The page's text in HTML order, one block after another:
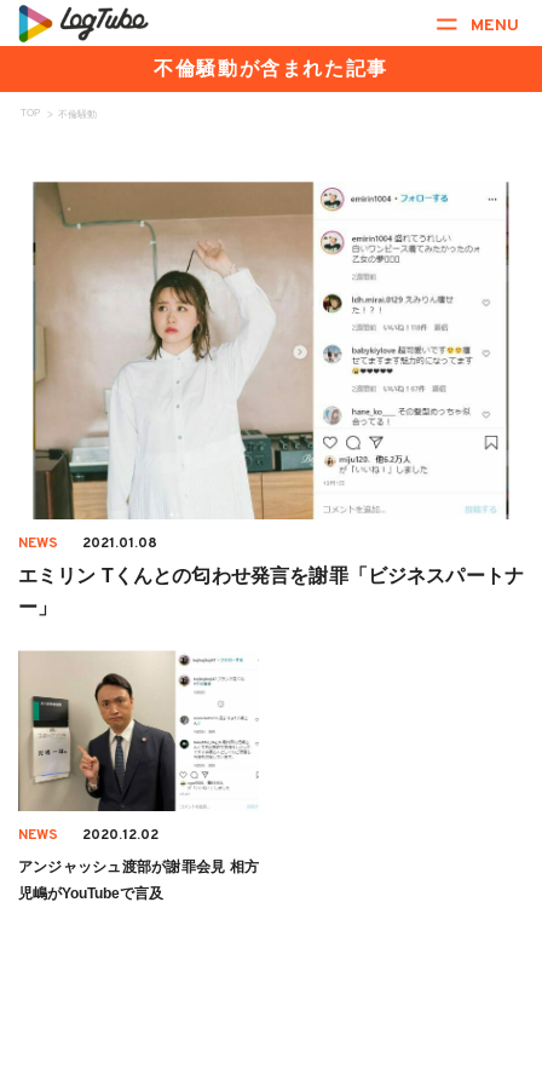
MENU
不倫騒動が含まれた記事
TOP > 不倫騒動
NEWS 2021.01.08
エミリン Tくんとの匂わせ発言を謝罪「ビジネスパートナ
ー」
NEWS 2020.12.02
アンジャッシュ渡部が謝罪会見 相方
児嶋がYouTubeで言及